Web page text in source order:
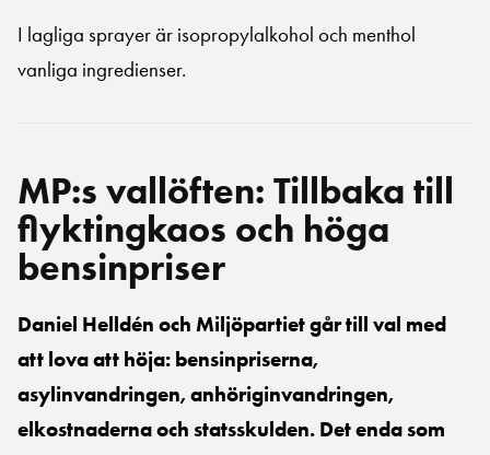
I lagliga sprayer är isopropylalkohol och menthol
vanliga ingredienser.
MP:s vallöften: Tillbaka till
flyktingkaos och höga
bensinpriser
Daniel Helldén och Miljöpartiet går till val med
att lova att höja: bensinpriserna,
asylinvandringen, anhöriginvandringen,
elkostnaderna och statsskulden. Det enda som